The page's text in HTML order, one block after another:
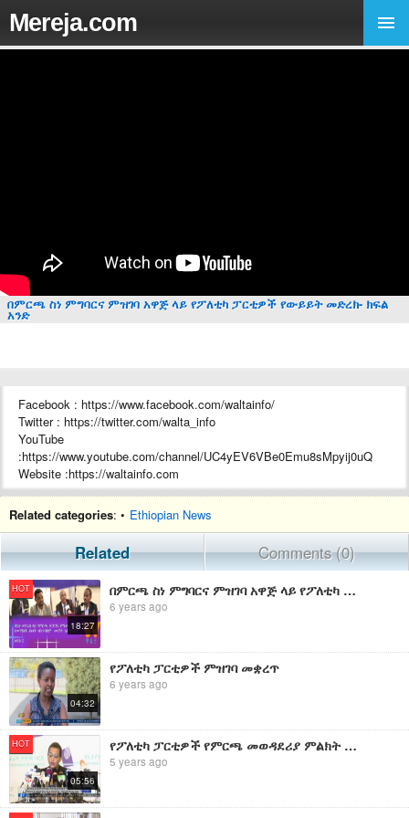
Mereja.com
በምርጫ ስነ ምግባርና ምዝገባ አዋጅ ላይ የፖለቲካ ፓርቲዎች የውይይት መድረክ- ክፍል
አንድ
Facebook : https://www.facebook.com/waltainfo/
Twitter : https://twitter.com/walta_info
YouTube
:https://www.youtube.com/channel/UC4yEV6VBe0Emu8sMpyij0uQ
Website :https://waltainfo.com
#WaltaTV
Related categories: • Ethiopian News
Related Comments (0)
HOT
18:27
በምርጫ ስነ ምግባርና ምዝገባ አዋጅ ላይ የፖለቲካ ፓርቲዎች የውይይት መድረክ ክፍል ሁለት
6 years ago
04:32
የፖለቲካ ፓርቲዎች ምዝገባ መቋረጥ
6 years ago
HOT
05:56
የፖለቲካ ፓርቲዎች የምርጫ መወዳደሪያ ምልክት መረጣና የእጩዎች ምዝገባ በተያዘለት የጊዜ ሰሌዳ ተከናውኗል - ብሔራዊ ምርጫ ቦርድ |
5 years ago